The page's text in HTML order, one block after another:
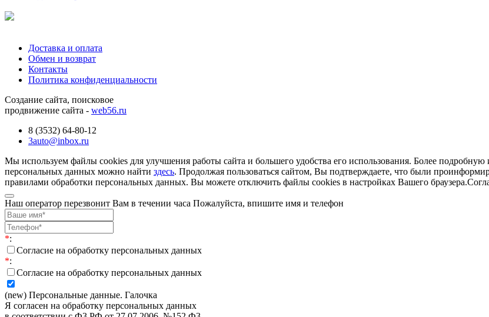
Доставка и оплата
Обмен и возврат
Контакты
Политика конфиденциальности
Создание сайта, поисковое
продвижение сайта - web56.ru
8 (3532) 64-80-12
3auto@inbox.ru
Мы используем файлы cookies для улучшения работы сайта и большего удобства его использования. Более
персональных данных можно найти здесь. Продолжая пользоваться сайтом, Вы подтверждаете, что были
правилами обработки персональных данных. Вы можете отключить файлы cookies в настройках Вашего браузера.
Наш оператор перезвонит Вам в течении часа Пожалуйста, впишите имя и телефон
*:
Согласие на обработку персональных данных
*:
Согласие на обработку персональных данных
(new) Персональные данные. Галочка
Я согласен на обработку персональных данных